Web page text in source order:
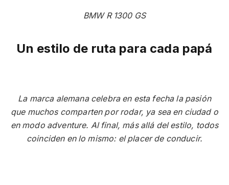
BMW R 1300 GS
Un estilo de ruta para cada papá
La marca alemana celebra en esta fecha la pasión
que muchos comparten por rodar, ya sea en ciudad o
en modo adventure. Al final, más allá del estilo, todos
coinciden en lo mismo: el placer de conducir.